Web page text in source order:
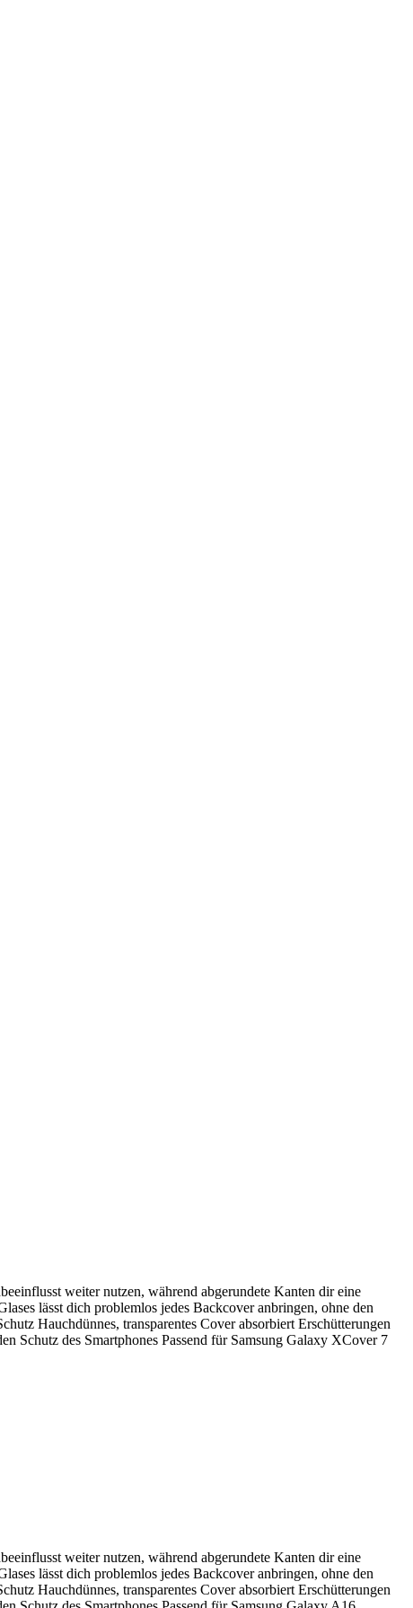
weiter nutzen, während abgerundete Kanten dir eine
lässt dich problemlos jedes Backcover anbringen, ohne den
Hauchdünnes, transparentes Cover absorbiert Erschütterungen
Schutz des Smartphones Passend für Samsung Galaxy XCover 7
weiter nutzen, während abgerundete Kanten dir eine
lässt dich problemlos jedes Backcover anbringen, ohne den
Hauchdünnes, transparentes Cover absorbiert Erschütterungen